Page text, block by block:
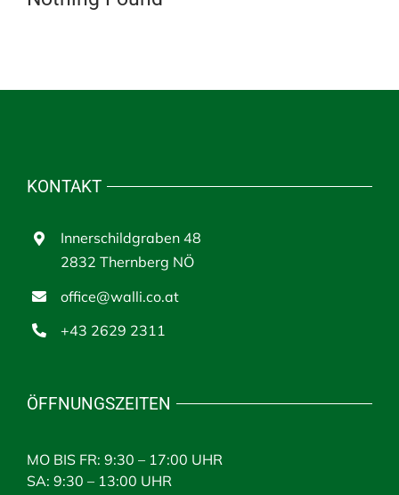
KONTAKT
Innerschildgraben 48
2832 Thernberg NÖ
office@walli.co.at
+43 2629 2311
ÖFFNUNGSZEITEN
MO BIS FR: 9:30 – 17:00 UHR
SA: 9:30 – 13:00 UHR